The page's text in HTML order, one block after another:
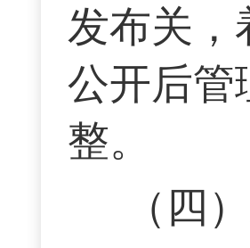
发布关，
公开后管
整。
（四